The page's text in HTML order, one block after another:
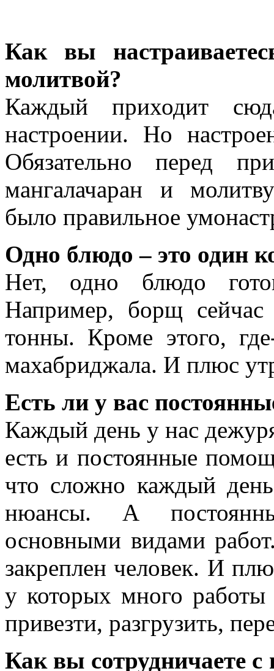
Как вы
молитвой?
Каждый приходит
настроении. Но
Обязательно перед
мангалачаран и
было правильное
Одно блюдо – это один
Нет, одно блюдо
Например, борщ
тонны. Кроме этого,
махабриджала. И плюс
Есть ли у вас
Каждый день у нас
есть и постоянные
что сложно каждый
нюансы. А
основными видами
закреплен человек. И
у которых много работы
привезти, разгрузить,
Как вы сотрудничаете